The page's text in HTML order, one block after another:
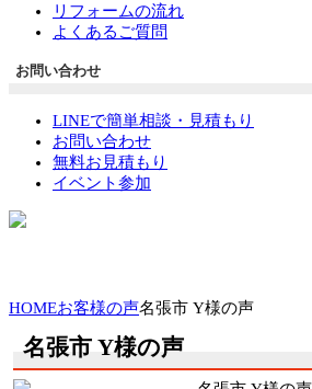
リフォームの流れ
よくあるご質問
お問い合わせ
LINEで簡単相談・見積もり
お問い合わせ
無料お見積もり
イベント参加
HOMEお客様の声名張市 Y様の声
名張市 Y様の声